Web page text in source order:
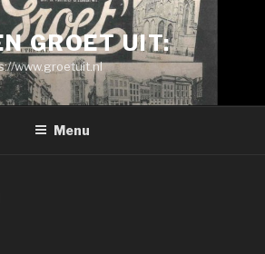
GROET UIT:
www.groetuit.nl
Menu